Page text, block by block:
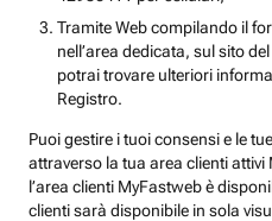
Tramite Web compilando il
nell’area dedicata, sul sito
potrai trovare ulteriori
Registro.
Puoi gestire i tuoi consensi e le
attraverso la tua area clienti
l’area clienti MyFastweb è
clienti sarà disponibile in sola